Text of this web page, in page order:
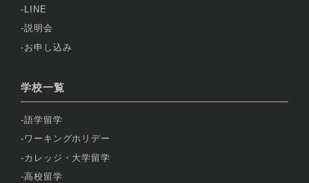
LINE
説明会
お申し込み
学校一覧
語学留学
ワーキングホリデー
カレッジ・大学留学
高校留学